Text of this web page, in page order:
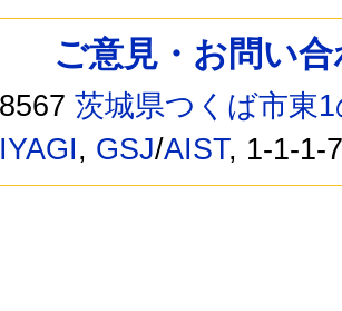
ご意見・お問い
茨城県つくば市東
, GSJ/AIST, 1-1-1-